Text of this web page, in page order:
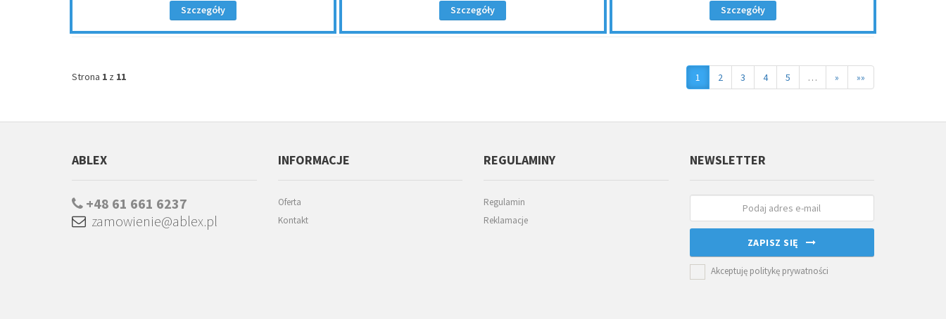
Szczegóły
Szczegóły
Szczegóły
Strona 1 z 11 1 2 3 4 5 … » »»
ABLEX
+48 61 661 6237
zamowienie@ablex.pl
INFORMACJE
Oferta
Kontakt
REGULAMINY
Regulamin
Reklamacje
NEWSLETTER
ZAPISZ SIĘ
Akceptuję politykę prywatności